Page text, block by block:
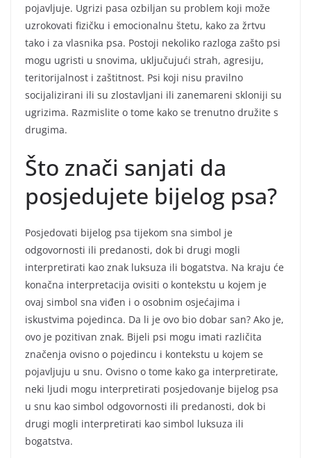
pojavljuje. Ugrizi pasa ozbiljan su problem koji može
uzrokovati fizičku i emocionalnu štetu, kako za žrtvu
tako i za vlasnika psa. Postoji nekoliko razloga zašto psi
mogu ugristi u snovima, uključujući strah, agresiju,
teritorijalnost i zaštitnost. Psi koji nisu pravilno
socijalizirani ili su zlostavljani ili zanemareni skloniji su
ugrizima. Razmislite o tome kako se trenutno družite s
drugima.
Što znači sanjati da
posjedujete bijelog psa?
Posjedovati bijelog psa tijekom sna simbol je
odgovornosti ili predanosti, dok bi drugi mogli
interpretirati kao znak luksuza ili bogatstva. Na kraju će
konačna interpretacija ovisiti o kontekstu u kojem je
ovaj simbol sna viđen i o osobnim osjećajima i
iskustvima pojedinca. Da li je ovo bio dobar san? Ako je,
ovo je pozitivan znak. Bijeli psi mogu imati različita
značenja ovisno o pojedincu i kontekstu u kojem se
pojavljuju u snu. Ovisno o tome kako ga interpretirate,
neki ljudi mogu interpretirati posjedovanje bijelog psa
u snu kao simbol odgovornosti ili predanosti, dok bi
drugi mogli interpretirati kao simbol luksuza ili
bogatstva.